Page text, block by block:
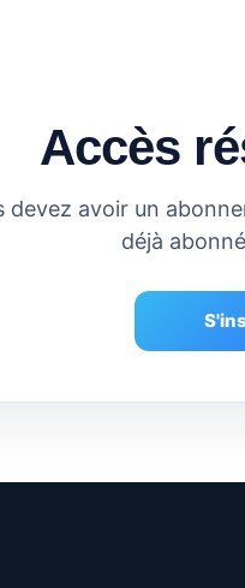
Accès
devez avoir un
déjà